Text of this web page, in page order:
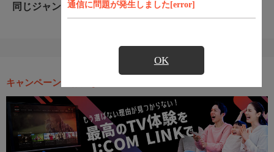
通信に問題が発生しました[error]
OK
同じジャンルのおすすめ番組
キャンペーン・お得な情報